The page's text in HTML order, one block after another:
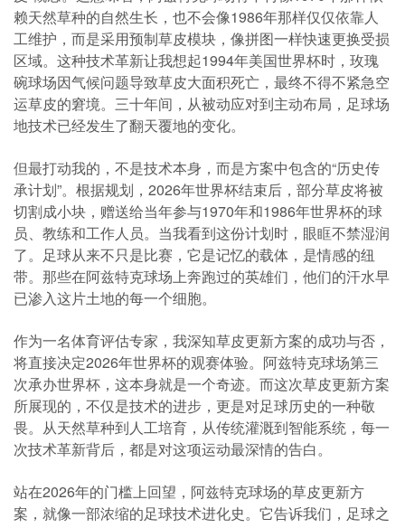
赖天然草种的自然生长，也不会像1986年那样仅仅依靠人
工维护，而是采用预制草皮模块，像拼图一样快速更换受损
区域。这种技术革新让我想起1994年美国世界杯时，玫瑰
碗球场因气候问题导致草皮大面积死亡，最终不得不紧急空
运草皮的窘境。三十年间，从被动应对到主动布局，足球场
地技术已经发生了翻天覆地的变化。
但最打动我的，不是技术本身，而是方案中包含的“历史传
承计划”。根据规划，2026年世界杯结束后，部分草皮将被
切割成小块，赠送给当年参与1970年和1986年世界杯的球
员、教练和工作人员。当我看到这份计划时，眼眶不禁湿润
了。足球从来不只是比赛，它是记忆的载体，是情感的纽
带。那些在阿兹特克球场上奔跑过的英雄们，他们的汗水早
已渗入这片土地的每一个细胞。
作为一名体育评估专家，我深知草皮更新方案的成功与否，
将直接决定2026年世界杯的观赛体验。阿兹特克球场第三
次承办世界杯，这本身就是一个奇迹。而这次草皮更新方案
所展现的，不仅是技术的进步，更是对足球历史的一种敬
畏。从天然草种到人工培育，从传统灌溉到智能系统，每一
次技术革新背后，都是对这项运动最深情的告白。
站在2026年的门槛上回望，阿兹特克球场的草皮更新方
案，就像一部浓缩的足球技术进化史。它告诉我们，足球之